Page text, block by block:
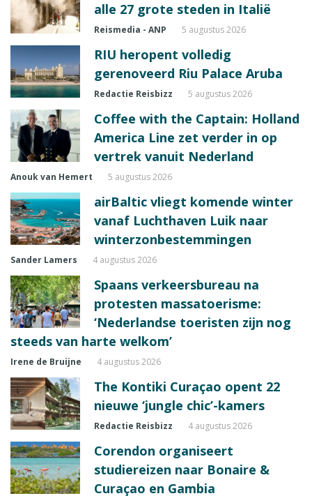
alle 27 grote steden in Italië
Reismedia - ANP 5 augustus 2026
RIU heropent volledig
gerenoveerd Riu Palace Aruba
Redactie Reisbizz 5 augustus 2026
Coffee with the Captain: Holland
America Line zet verder in op
vertrek vanuit Nederland
Anouk van Hemert 5 augustus 2026
airBaltic vliegt komende winter
vanaf Luchthaven Luik naar
winterzonbestemmingen
Sander Lamers 4 augustus 2026
Spaans verkeersbureau na
protesten massatoerisme:
‘Nederlandse toeristen zijn nog
steeds van harte welkom’
Irene de Bruijne 4 augustus 2026
The Kontiki Curaçao opent 22
nieuwe ‘jungle chic’-kamers
Redactie Reisbizz 4 augustus 2026
Corendon organiseert
studiereizen naar Bonaire &
Curaçao en Gambia